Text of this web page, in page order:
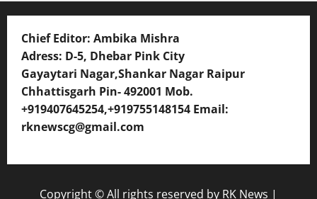
Chief Editor: Ambika Mishra
Adress: D-5, Dhebar Pink City
Gayaytari Nagar,Shankar Nagar Raipur
Chhattisgarh Pin- 492001 Mob.
+919407645254,+919755148154 Email:
rknewscg@gmail.com
Copyright © All rights reserved by RK News |